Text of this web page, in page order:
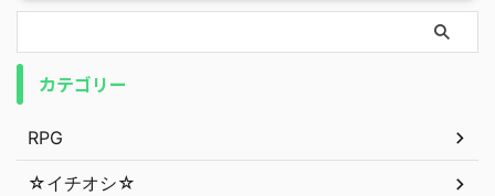
カテゴリー
RPG
☆イチオシ☆